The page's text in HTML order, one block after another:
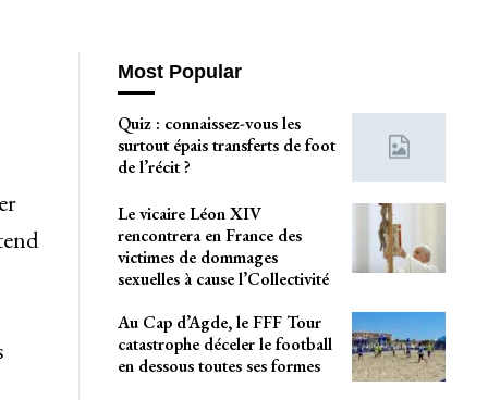
Most Popular
Quiz : connaissez-vous les
surtout épais transferts de foot
de l’récit ?
Le vicaire Léon XIV
rencontrera en France des
victimes de dommages
sexuelles à cause l’Collectivité
Au Cap d’Agde, le FFF Tour
catastrophe déceler le football
en dessous toutes ses formes